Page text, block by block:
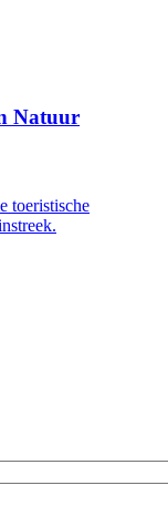
Natuur
toeristische